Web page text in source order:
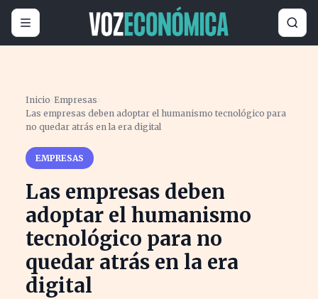
Inicio ›Empresas ›
Las empresas deben adoptar el humanismo tecnológico para
no quedar atrás en la era digital
EMPRESAS
Las empresas deben
adoptar el humanismo
tecnológico para no
quedar atrás en la era
digital